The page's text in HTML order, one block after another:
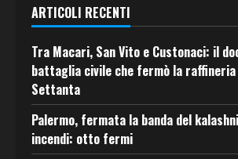
ARTICOLI RECENTI
Tra Macari, San Vito e Custonaci: il
battaglia civile che fermò la raffineria
Settanta
Palermo, fermata la banda del
incendi: otto fermi